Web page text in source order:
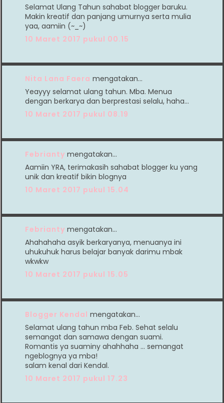
Selamat Ulang Tahun sahabat blogger baruku.
Makin kreatif dan panjang umurnya serta mulia
yaa, aamiin (~_~)
10 Maret 2017 pukul 00.15
Nita Lana Faera mengatakan…
Yeayyy selamat ulang tahun. Mba. Menua
dengan berkarya dan berprestasi selalu, haha...
10 Maret 2017 pukul 08.19
Febrianty mengatakan…
Aamiin YRA, terimakasih sahabat blogger ku yang
unik dan kreatif bikin blognya
10 Maret 2017 pukul 15.04
Febrianty mengatakan…
Ahahahaha asyik berkaryanya, menuanya ini
uhukuhuk harus belajar banyak darimu mbak
wkwkw
10 Maret 2017 pukul 15.05
Blogger Kendal mengatakan…
Selamat ulang tahun mba Feb. Sehat selalu
semangat dan samawa dengan suami.
Romantis ya suaminy ahahhaha ... semangat
ngeblognya ya mba!
salam kenal dari Kendal.
10 Maret 2017 pukul 17.23